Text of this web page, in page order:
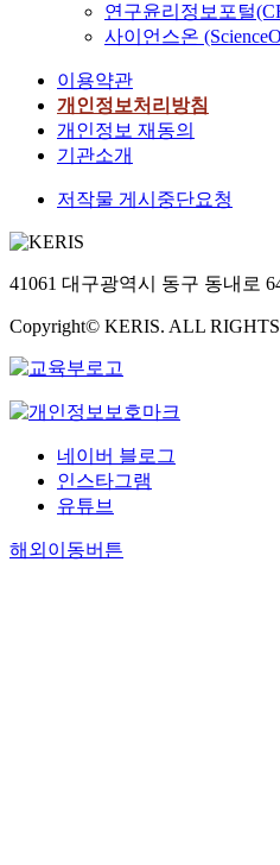
연구윤리정보포털
사이언스온
이용약관
개인정보처리방침
개인정보 재동의
기관소개
저작물 게시중단요청
41061 대구광역시 동구 동내로
Copyright© KERIS. ALL
네이버 블로그
인스타그램
유튜브
해외이동버튼